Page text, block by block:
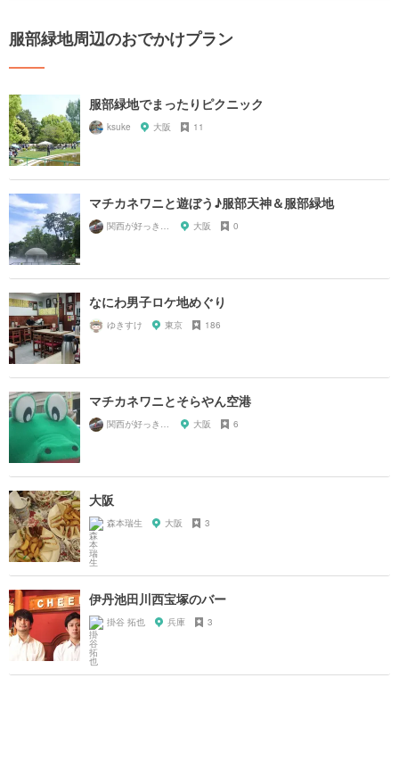
服部緑地周辺のおでかけプラン
服部緑地でまったりピクニック
ksuke 大阪 11
マチカネワニと遊ぼう♪服部天神＆服部緑地
関西が好っきゃねん 大阪 0
なにわ男子ロケ地めぐり
ゆきすけ 東京 186
マチカネワニとそらやん空港
関西が好っきゃねん 大阪 6
大阪
森本瑞生 大阪 3
伊丹池田川西宝塚のバー
掛谷 拓也 兵庫 3